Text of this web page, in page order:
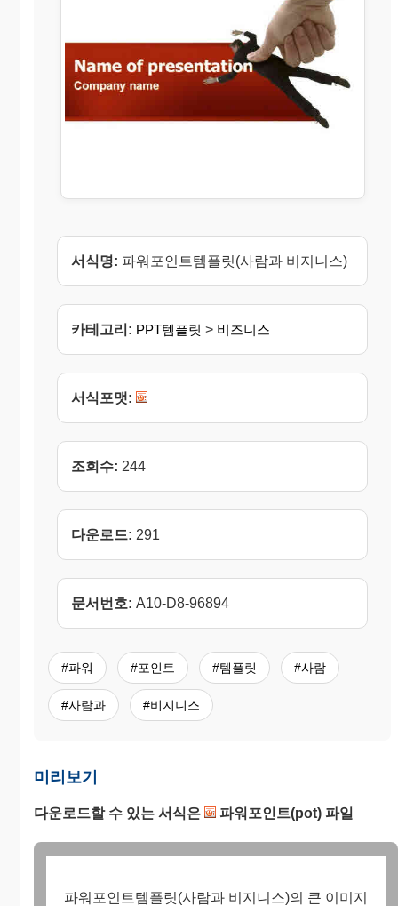
서식명: 파워포인트템플릿(사람과 비지니스)
카테고리: PPT템플릿 > 비즈니스
서식포맷:
조회수: 244
다운로드: 291
문서번호: A10-D8-96894
#파워 #포인트 #템플릿 #사람
#사람과 #비지니스
미리보기
다운로드할 수 있는 서식은 파워포인트(pot) 파일
파워포인트템플릿(사람과 비지니스)의 큰 이미지